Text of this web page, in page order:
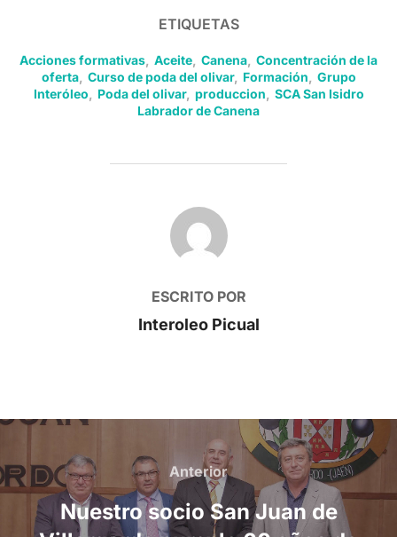
ETIQUETAS
Acciones formativas Aceite Canena Concentración de la
oferta, Curso de poda del olivar, Formación
Grupo
Interóleo
Poda del olivar, produccion
SCA San Isidro
Labrador de Canena
AUTOR DE LA PUBLICACIÓN
ESCRITO POR
Interoleo Picual
de
entradas
Anterior
Anterior
Nuestro socio San Juan de